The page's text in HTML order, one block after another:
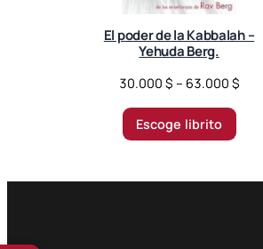
El poder de la Kabbalah –
Yehuda Berg.
30.000 $ – 63.000 $P
r
Escoge librito